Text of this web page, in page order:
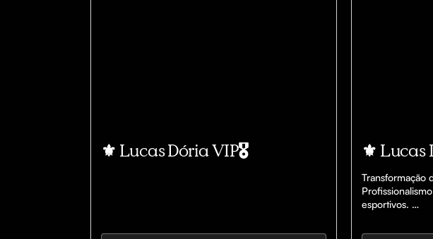
⚜️ Lucas Dória VIP🎖️ ⚜️ Lucas
Transformação
esportivos.
Futuros